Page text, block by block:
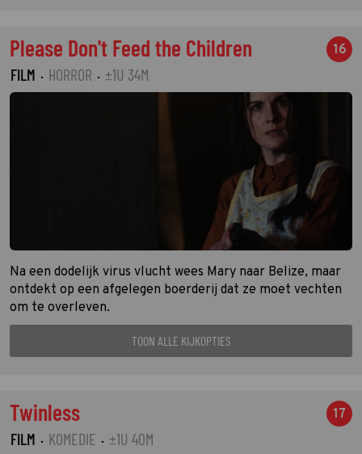
Please Don't Feed the Children 16
FILM · HORROR · ±1U 34M
Na een dodelijk virus vlucht wees Mary naar Belize, maar
ontdekt op een afgelegen boerderij dat ze moet vechten
om te overleven.
TOON ALLE KIJKOPTIES
Twinless 17
FILM · KOMEDIE · ±1U 40M